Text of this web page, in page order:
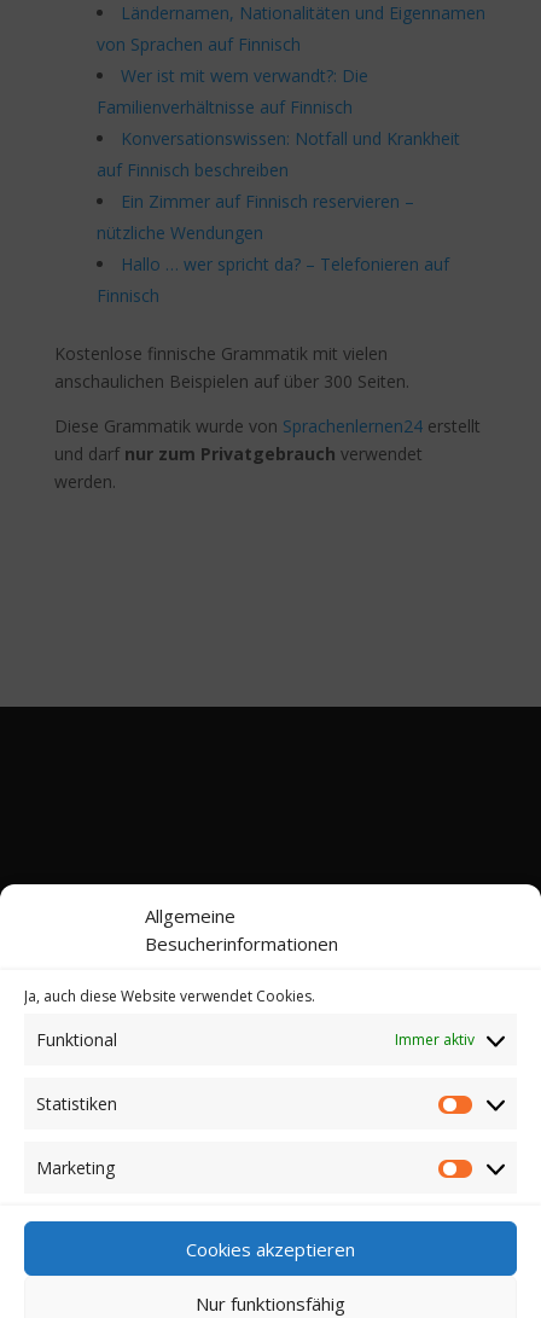
Allgemeine
Besucherinformationen
Ja, auch diese Website verwendet Cookies.
Funktional Immer aktiv
Statistiken
Marketing
Cookies akzeptieren
Nur funktionsfähig
Ländernamen, Nationalitäten und Eigennamen
von Sprachen auf Finnisch
Wer ist mit wem verwandt?: Die
Familienverhältnisse auf Finnisch
Konversationswissen: Notfall und Krankheit
auf Finnisch beschreiben
Ein Zimmer auf Finnisch reservieren –
nützliche Wendungen
Hallo … wer spricht da? – Telefonieren auf
Finnisch
Kostenlose finnische Grammatik mit vielen
anschaulichen Beispielen auf über 300 Seiten.
Diese Grammatik wurde von Sprachenlernen24erstellt
und darf nur zum Privatgebrauch verwendet
werden.
Kontakt
Datenschutz
*Werbehinweis: Bei dieser Website handelt es sich
Kaufverträge über die dargestellten Artikel abschließen.
Für einen Kauf klicken auf die jeweiligen Links. Dann
werden Sie zu den entsprechenden Webseiten der
Verkäufern bzw. deren Online-Shops weitergeleitet.